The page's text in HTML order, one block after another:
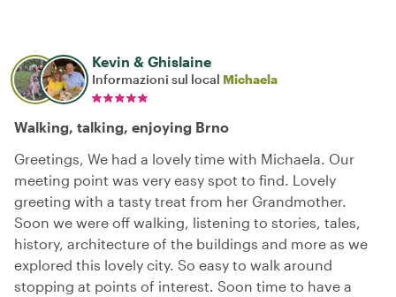
Kevin & Ghislaine
Informazioni sul local Michaela
Walking, talking, enjoying Brno
Greetings, We had a lovely time with Michaela. Our
meeting point was very easy spot to find. Lovely
greeting with a tasty treat from her Grandmother.
Soon we were off walking, listening to stories, tales,
history, architecture of the buildings and more as we
explored this lovely city. So easy to walk around
stopping at points of interest. Soon time to have a